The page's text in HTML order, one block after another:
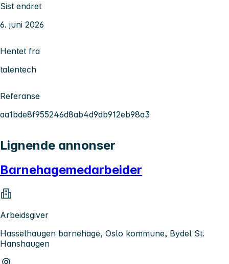
Sist endret
6. juni 2026
Hentet fra
talentech
Referanse
aa1bde8f955246d8ab4d9db912eb98a3
Lignende annonser
Barnehagemedarbeider
Arbeidsgiver
Hasselhaugen barnehage, Oslo kommune, Bydel St.
Hanshaugen